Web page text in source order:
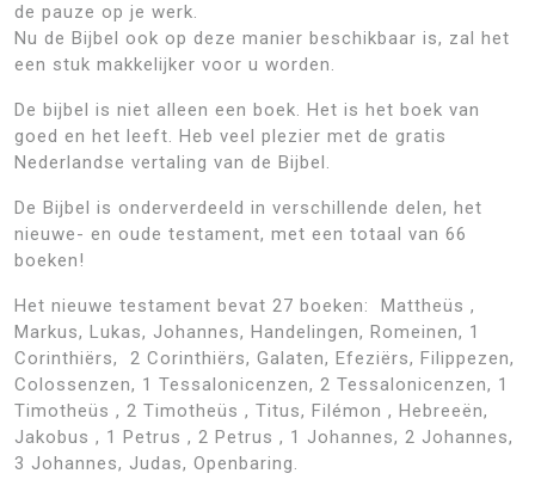
de pauze op je werk.
Nu de Bijbel ook op deze manier beschikbaar is, zal het
een stuk makkelijker voor u worden.
De bijbel is niet alleen een boek. Het is het boek van
goed en het leeft. Heb veel plezier met de gratis
Nederlandse vertaling van de Bijbel.
De Bijbel is onderverdeeld in verschillende delen, het
nieuwe- en oude testament, met een totaal van 66
boeken!
Het nieuwe testament bevat 27 boeken: Mattheüs ,
Markus, Lukas, Johannes, Handelingen, Romeinen, 1
Corinthiërs, 2 Corinthiërs, Galaten, Efeziërs, Filippezen,
Colossenzen, 1 Tessalonicenzen, 2 Tessalonicenzen, 1
Timotheüs , 2 Timotheüs , Titus, Filémon , Hebreeën,
Jakobus , 1 Petrus , 2 Petrus , 1 Johannes, 2 Johannes,
3 Johannes, Judas, Openbaring.